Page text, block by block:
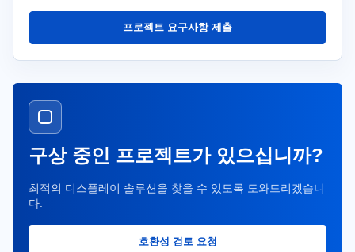
프로젝트 요구사항 제출
구상 중인 프로젝트가 있으십니까?
최적의 디스플레이 솔루션을 찾을 수 있도록 도와드리겠습니
다.
호환성 검토 요청